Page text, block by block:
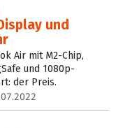
und
Air mit M2-Chip,
und 1080p-
der Preis.